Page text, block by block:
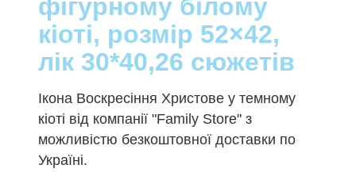
фігурному білому
кіоті, розмір 52×42,
лік 30*40,26 сюжетів
Ікона Воскресіння Христове у темному
кіоті від компанії "Family Store" з
можливістю безкоштовної доставки по
Україні.